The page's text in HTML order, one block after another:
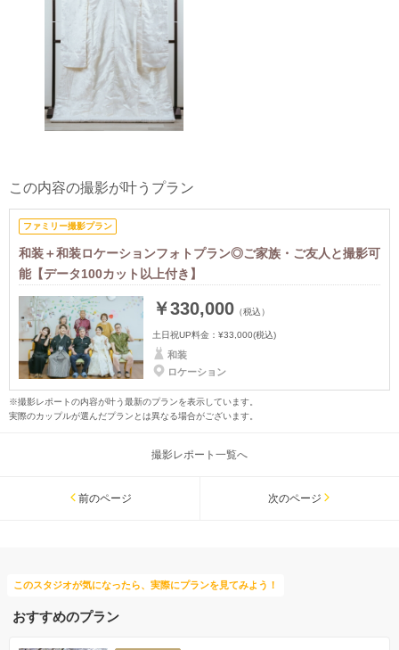
この内容の撮影が叶うプラン
ファミリー撮影プラン
和装＋和装ロケーションフォトプラン◎ご家族・ご友人と撮影可
能【データ100カット以上付き】
￥330,000 （税込）
土日祝UP料金： ¥33,000(税込)
和装
ロケーション
※撮影レポートの内容が叶う最新のプランを表示しています。
実際のカップルが選んだプランとは異なる場合がございます。
撮影レポート一覧へ
前のページ 次のページ
このスタジオが気になったら、実際にプランを見てみよう！
おすすめのプラン